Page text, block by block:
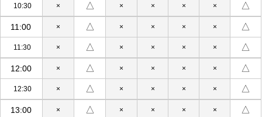
10:30
11:00
11:30
12:00
12:30
13:00
×
×
×
×
×
×
△
△
△
△
△
△
×
×
×
×
×
×
×
×
×
×
×
×
×
×
×
×
×
×
×
×
×
×
×
×
△
△
△
△
△
△